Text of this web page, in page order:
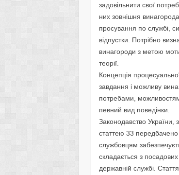
задовільнити свої
них зовнішня
просування по службі,
відпустки. Потрібно
винагороди з метою
теорії.
Концепція
завдання і можливу
потребами,
певний вид поведінки.
Законодавство України,
статтею 33
службовцям
складається з
державній службі.